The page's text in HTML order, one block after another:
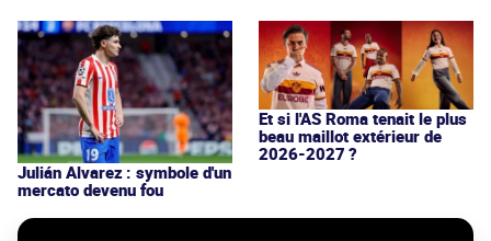
Julián Alvarez : symbole d'un
mercato devenu fou
Et si l'AS Roma tenait le plus
beau maillot extérieur de
2026-2027 ?